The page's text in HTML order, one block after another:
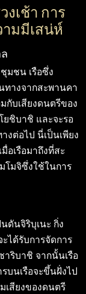
เช้า การ
มมีเสน่ห์
มชน เรือซึ่ง
ทางจากสะพานคา
กับเสียงดนตรีของ
ยชิบาชิ และจะรอ
งต่อไป นี่เป็นเพียง
อเรือมาถึงที่สะ
โมจิซึ่งใช้ในการ
ดันจิริบุเนะ กิ่ง
ได้รับการจัดการ
ริบาชิ จากนั้นเรือ
บนเรือจะขึ้นฝั่งไป
เสียงของดนตรี